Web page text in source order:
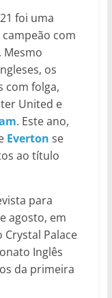
foi uma
com
Mesmo
os
com folga,
United e
. Este ano,
Everton se
ao título
para
agosto, em
Palace
Inglês
da primeira